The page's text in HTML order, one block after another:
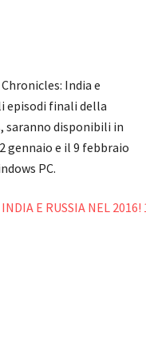
India e
episodi finali della
saranno disponibili in
e il 9 febbraio
PC.